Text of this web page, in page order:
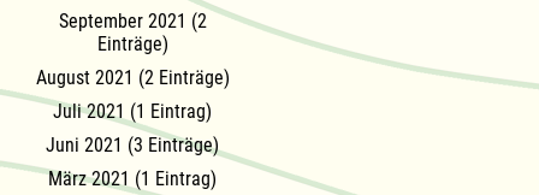
September 2021 (2
Einträge)
August 2021 (2 Einträge)
Juli 2021 (1 Eintrag)
Juni 2021 (3 Einträge)
März 2021 (1 Eintrag)